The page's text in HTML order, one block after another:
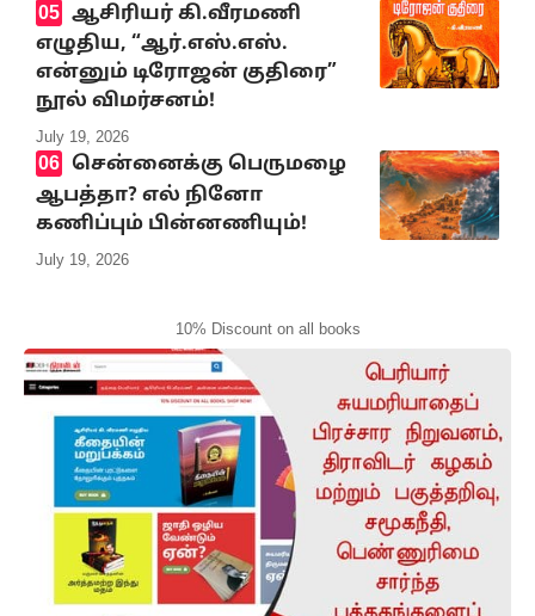
ஆசிரியர் கி.வீரமணி
எழுதிய, “ஆர்.எஸ்.எஸ்.
என்னும் டிரோஜன் குதிரை”
நூல் விமர்சனம்!
July 19, 2026
சென்னைக்கு பெருமழை
ஆபத்தா? எல் நினோ
கணிப்பும் பின்னணியும்!
July 19, 2026
10% Discount on all books